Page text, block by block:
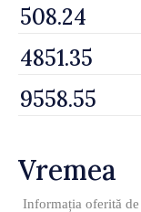
Vremea
Informația oferită de